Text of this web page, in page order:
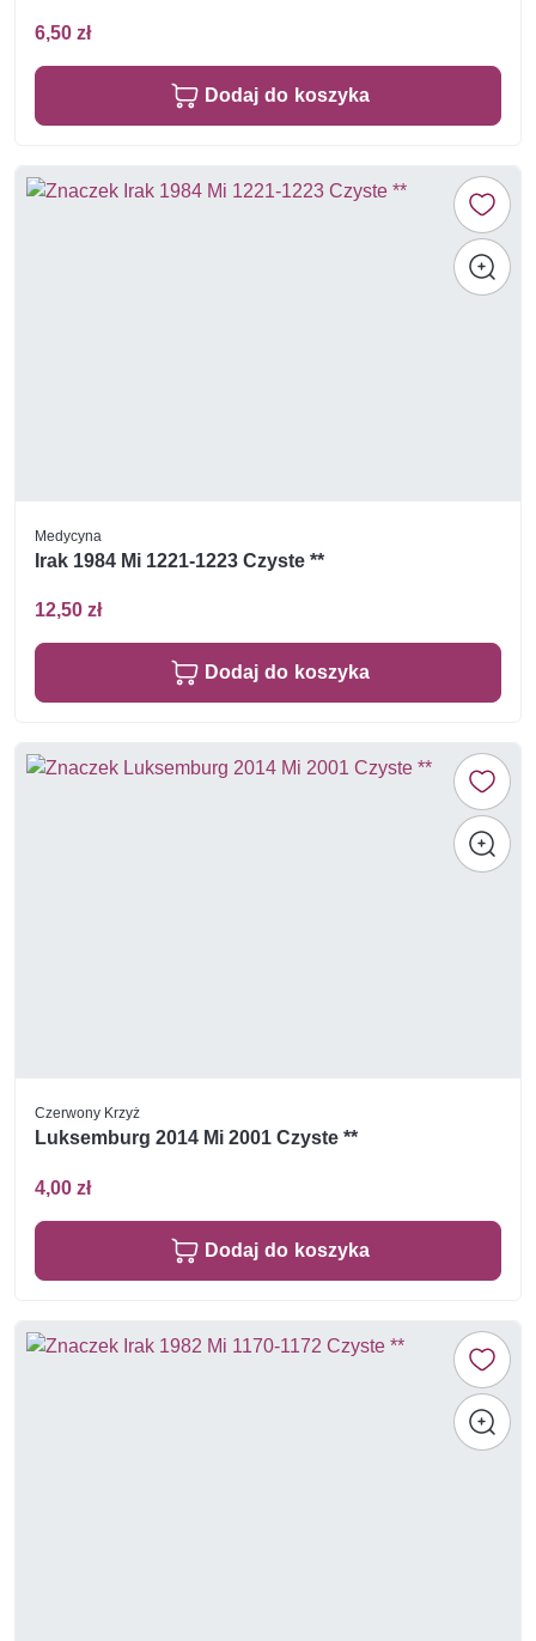
6,50 zł
Dodaj do koszyka
Medycyna
Irak 1984 Mi 1221-1223 Czyste **
12,50 zł
Dodaj do koszyka
Czerwony Krzyż
Luksemburg 2014 Mi 2001 Czyste **
4,00 zł
Dodaj do koszyka